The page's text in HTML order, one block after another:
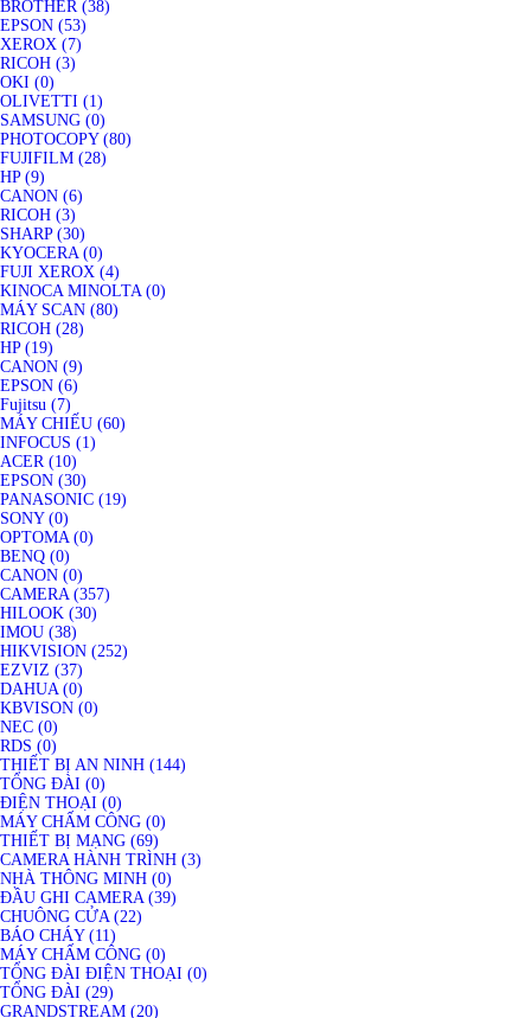
BROTHER (38)
EPSON (53)
XEROX (7)
RICOH (3)
OKI (0)
OLIVETTI (1)
SAMSUNG (0)
PHOTOCOPY (80)
FUJIFILM (28)
HP (9)
CANON (6)
RICOH (3)
SHARP (30)
KYOCERA (0)
FUJI XEROX (4)
KINOCA MINOLTA (0)
MÁY SCAN (80)
RICOH (28)
HP (19)
CANON (9)
EPSON (6)
Fujitsu (7)
MÁY CHIẾU (60)
INFOCUS (1)
ACER (10)
EPSON (30)
PANASONIC (19)
SONY (0)
OPTOMA (0)
BENQ (0)
CANON (0)
CAMERA (357)
HILOOK (30)
IMOU (38)
HIKVISION (252)
EZVIZ (37)
DAHUA (0)
KBVISON (0)
NEC (0)
RDS (0)
THIẾT BỊ AN NINH (144)
TỔNG ĐÀI (0)
ĐIỆN THOẠI (0)
MÁY CHẤM CÔNG (0)
THIẾT BỊ MẠNG (69)
CAMERA HÀNH TRÌNH (3)
NHÀ THÔNG MINH (0)
ĐẦU GHI CAMERA (39)
CHUÔNG CỬA (22)
BÁO CHÁY (11)
MÁY CHẤM CÔNG (0)
TỔNG ĐÀI ĐIỆN THOẠI (0)
TỔNG ĐÀI (29)
GRANDSTREAM (20)